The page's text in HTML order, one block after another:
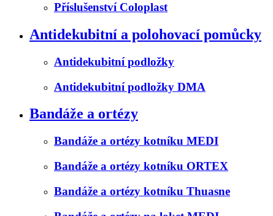
Příslušenství Coloplast
Antidekubitní a polohovací pomůcky
Antidekubitní podložky
Antidekubitní podložky DMA
Bandáže a ortézy
Bandáže a ortézy kotníku MEDI
Bandáže a ortézy kotníku ORTEX
Bandáže a ortézy kotníku Thuasne